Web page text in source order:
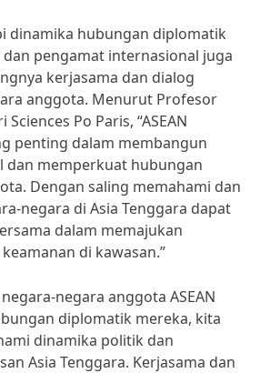
dinamika hubungan diplomatik
dan pengamat internasional juga
kerjasama dan dialog
anggota. Menurut Profesor
Po Paris, “ASEAN
penting dalam membangun
dan memperkuat hubungan
Dengan saling memahami dan
negara di Asia Tenggara dapat
dalam memajukan
di kawasan.”
negara anggota ASEAN
diplomatik mereka, kita
dinamika politik dan
Asia Tenggara. Kerjasama dan